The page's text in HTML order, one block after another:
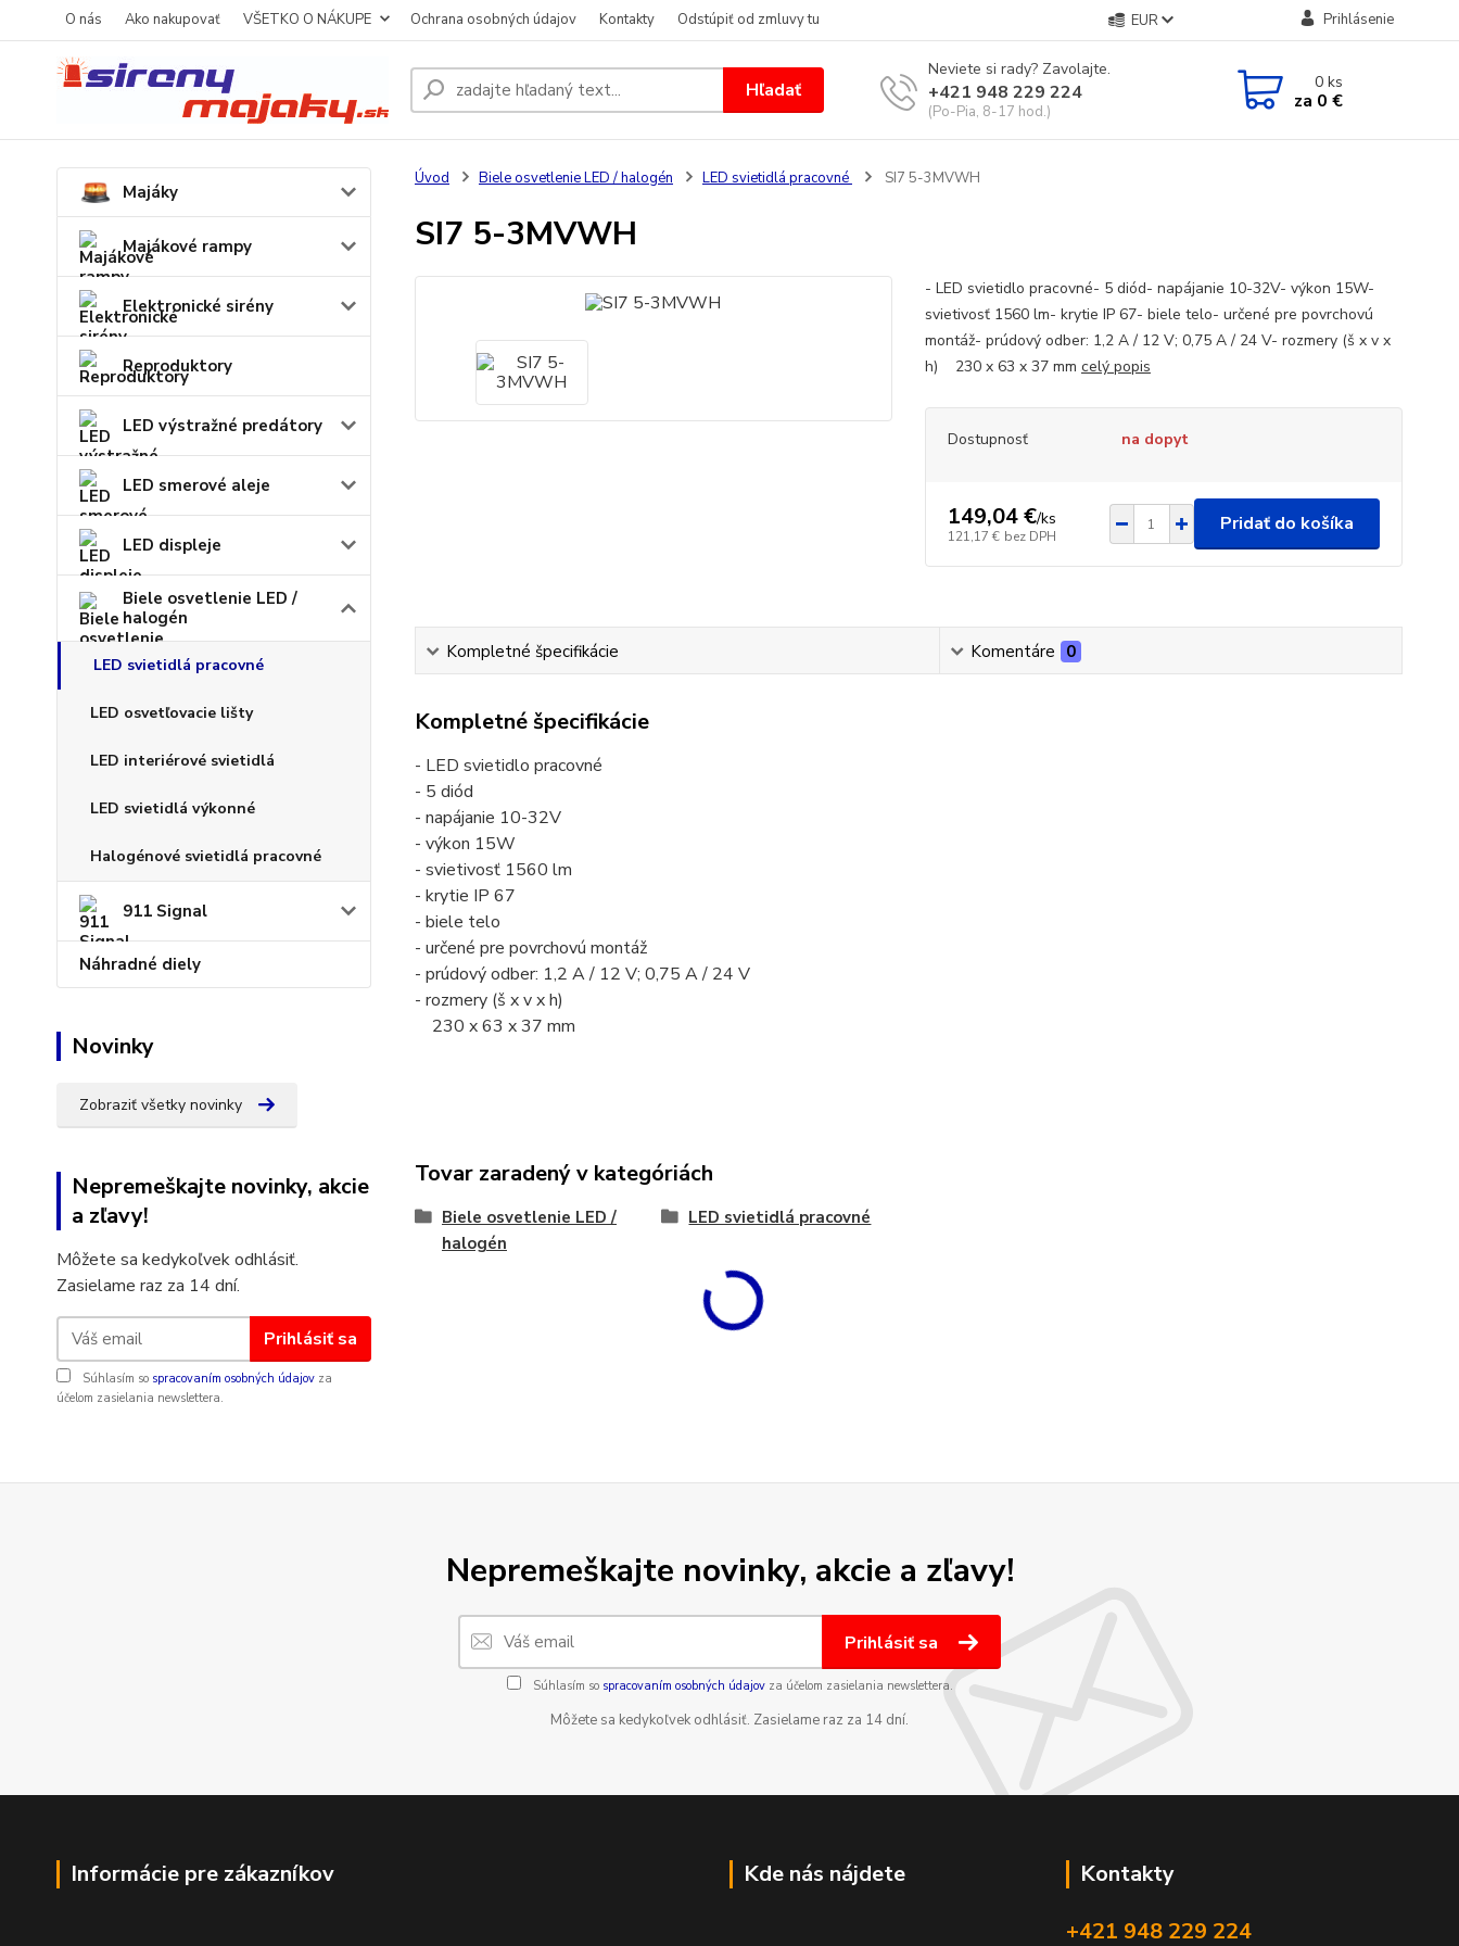
O nás Ako nakupovať VŠETKO O NÁKUPE Ochrana osobných údajov Kontakty Odstúpiť od zmluvy tu EUR Prihlásenie
Hľadať
Neviete si rady? Zavolajte.
+421 948 229 224
(Po-Pia, 8-17 hod.)
0ks
za 0 €
Majáky
Majákové rampy
Elektronické sirény
Reproduktory
LED výstražné predátory
LED smerové aleje
LED displeje
Biele osvetlenie LED /
halogén
LED svietidlá pracovné
LED osvetľovacie lišty
LED interiérové svietidlá
LED svietidlá výkonné
Halogénové svietidlá pracovné
911 Signal
Náhradné diely
Novinky
Zobraziť všetky novinky
Nepremeškajte novinky, akcie
a zľavy!
Môžete sa kedykoľvek odhlásiť.
Zasielame raz za 14 dní.
Prihlásiť sa
Súhlasím so spracovaním osobných údajov za
účelom zasielania newslettera.
Úvod Biele osvetlenie LED / halogén LED svietidlá pracovné SI7 5-3MVWH
SI7 5-3MVWH
- LED svietidlo pracovné- 5 diód- napájanie 10-32V- výkon 15W-
svietivosť 1560 lm- krytie IP 67- biele telo- určené pre povrchovú
montáž- prúdový odber: 1,2 A / 12 V; 0,75 A / 24 V- rozmery (š x v x
h) 230 x 63 x 37 mm celý popis
Dostupnosť na dopyt
149,04 €/ks
121,17 € bez DPH
Pridať do košíka
Kompletné špecifikácie Komentáre 0
Kompletné špecifikácie
- LED svietidlo pracovné
- 5 diód
- napájanie 10-32V
- výkon 15W
- svietivosť 1560 lm
- krytie IP 67
- biele telo
- určené pre povrchovú montáž
- prúdový odber: 1,2 A / 12 V; 0,75 A / 24 V
- rozmery (š x v x h)
230 x 63 x 37 mm
Tovar zaradený v kategóriách
Biele osvetlenie LED /
halogén
LED svietidlá pracovné
Nepremeškajte novinky, akcie a zľavy!
Prihlásiť sa
Súhlasím so spracovaním osobných údajovza účelom zasielania newslettera.
Môžete sa kedykoľvek odhlásiť. Zasielame raz za 14 dní.
Informácie pre zákazníkov Kde nás nájdete
Kontakty
+421 948 229 224